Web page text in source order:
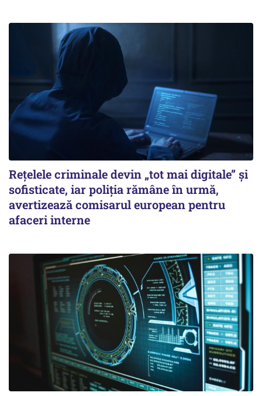
Rețelele criminale devin „tot mai digitale” și
sofisticate, iar poliția rămâne în urmă,
avertizează comisarul european pentru
afaceri interne